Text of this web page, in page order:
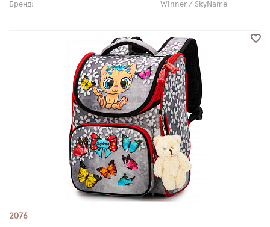
Бренд:
Winner / SkyName
2076